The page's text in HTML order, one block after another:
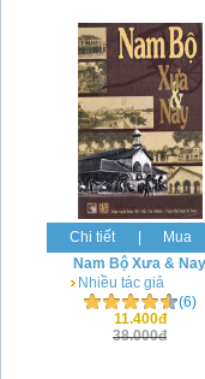
Chi tiết
Mua
Nam Bộ Xưa & Nay
Nhiều tác giả
(6)
11.400đ
38.000đ